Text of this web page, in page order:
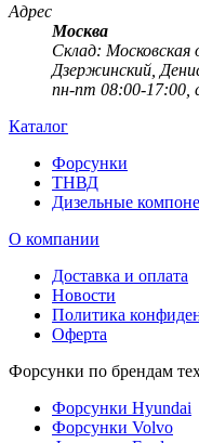
Адрес
Москва
Cклад: Московская
Дзержинский,
пн-пт 08:00-17:00,
Каталог
Форсунки
ТНВД
Дизельные
О компании
Доставка и оплата
Новости
Политика
Оферта
Форсунки по брендам
Форсунки Hyundai
Форсунки Volvo